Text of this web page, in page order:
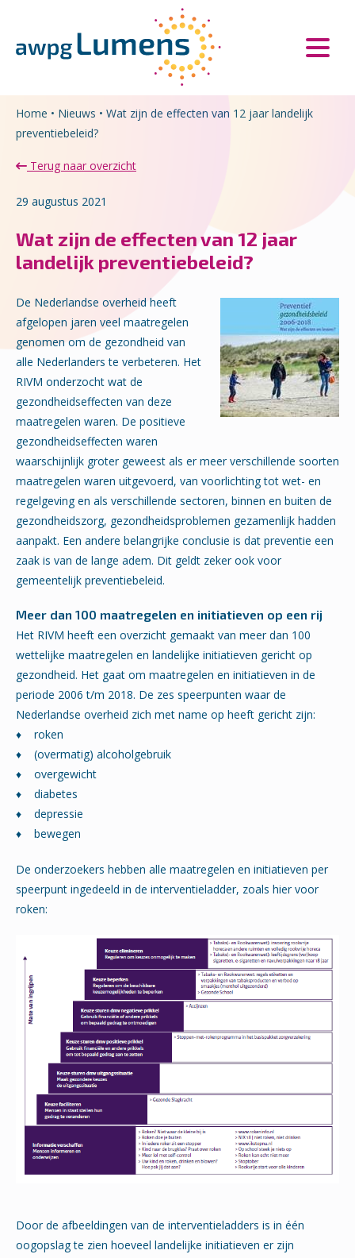
Home • Nieuws • Wat zijn de effecten van 12 jaar landelijk
preventiebeleid?
Terug naar overzicht
29 augustus 2021
Wat zijn de effecten van 12 jaar
landelijk preventiebeleid?
De Nederlandse overheid heeft
afgelopen jaren veel maatregelen
genomen om de gezondheid van
alle Nederlanders te verbeteren. Het
RIVM onderzocht wat de
gezondheidseffecten van deze
maatregelen waren. De positieve
gezondheidseffecten waren
waarschijnlijk groter geweest als er meer verschillende soorten
maatregelen waren uitgevoerd, van voorlichting tot wet- en
regelgeving en als verschillende sectoren, binnen en buiten de
gezondheidszorg, gezondheidsproblemen gezamenlijk hadden
aanpakt. Een andere belangrijke conclusie is dat preventie een
zaak is van de lange adem. Dit geldt zeker ook voor
gemeentelijk preventiebeleid.
Meer dan 100 maatregelen en initiatieven op een rij
Het RIVM heeft een overzicht gemaakt van meer dan 100
wettelijke maatregelen en landelijke initiatieven gericht op
gezondheid. Het gaat om maatregelen en initiatieven in de
periode 2006 t/m 2018. De zes speerpunten waar de
Nederlandse overheid zich met name op heeft gericht zijn:
♦ roken
♦ (overmatig) alcoholgebruik
♦ overgewicht
♦ diabetes
♦ depressie
♦ bewegen
De onderzoekers hebben alle maatregelen en initiatieven per
speerpunt ingedeeld in de interventieladder, zoals hier voor
roken:
Door de afbeeldingen van de interventieladders is in één
oogopslag te zien hoeveel landelijke initiatieven er zijn